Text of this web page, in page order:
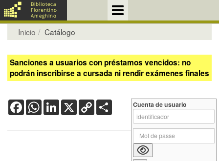
Inicio Catálogo
Sanciones a usuarios con préstamos vencidos: no
podrán inscribirse a cursada ni rendir exámenes finales
FacebookWhatsApp
LinkedIn
X Copy
Link
Cuenta de usuario